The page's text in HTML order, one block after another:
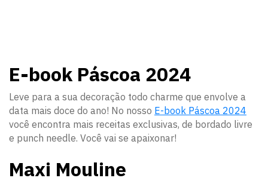
E-book Páscoa 2024
Leve para a sua decoração todo charme que envolve a
data mais doce do ano! No nosso E-book Páscoa 2024
você encontra mais receitas exclusivas, de bordado livre
e punch needle. Você vai se apaixonar!
Maxi Mouline